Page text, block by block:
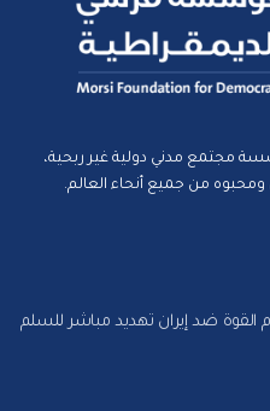
مدني دولية غير ربحية،
من جميع أنحاء العالم.
القوة ضد إيران تهديد مباشر للسلم